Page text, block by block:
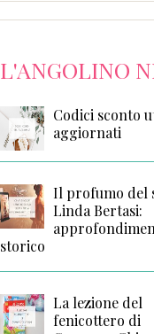
L'ANGOLINO
Codici sconto
aggiornati
Il profumo del
Linda Bertasi:
storico
La lezione del
fenicottero di